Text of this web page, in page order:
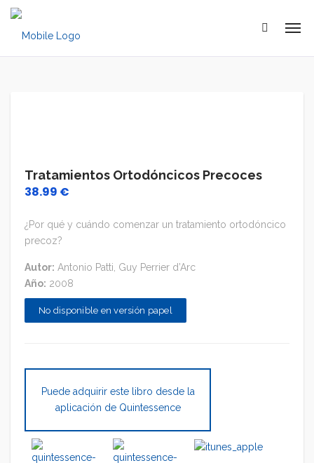
Tratamientos Ortodóncicos Precoces
38.99 €
¿Por qué y cuándo comenzar un tratamiento ortodóncico
precoz?
Autor: Antonio Patti, Guy Perrier d’Arc
Año: 2008
No disponible en versión papel
Puede adquirir este libro desde la
aplicación de Quintessence